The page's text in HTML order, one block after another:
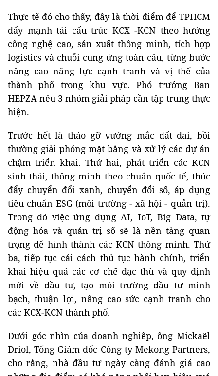
Thực tế đó cho thấy, đây là thời điểm để TPHCM
đẩy mạnh tái cấu trúc KCX -KCN theo hướng
công nghệ cao, sản xuất thông minh, tích hợp
logistics và chuỗi cung ứng toàn cầu, từng bước
nâng cao năng lực cạnh tranh và vị thế của
thành phố trong khu vực. Phó trưởng Ban
HEPZA nêu 3 nhóm giải pháp cần tập trung thực
hiện.
Trước hết là tháo gỡ vướng mắc đất đai, bồi
thường giải phóng mặt bằng và xử lý các dự án
chậm triển khai. Thứ hai, phát triển các KCN
sinh thái, thông minh theo chuẩn quốc tế, thúc
đẩy chuyển đổi xanh, chuyển đổi số, áp dụng
tiêu chuẩn ESG (môi trường - xã hội - quản trị).
Trong đó việc ứng dụng AI, IoT, Big Data, tự
động hóa và quản trị số sẽ là nền tảng quan
trọng để hình thành các KCN thông minh. Thứ
ba, tiếp tục cải cách thủ tục hành chính, triển
khai hiệu quả các cơ chế đặc thù và quy định
mới về đầu tư, tạo môi trường đầu tư minh
bạch, thuận lợi, nâng cao sức cạnh tranh cho
các KCX-KCN thành phố.
Dưới góc nhìn của doanh nghiệp, ông Mickaël
Driol, Tổng Giám đốc Công ty Mekong Partners,
cho rằng, nhà đầu tư ngày càng đánh giá cao